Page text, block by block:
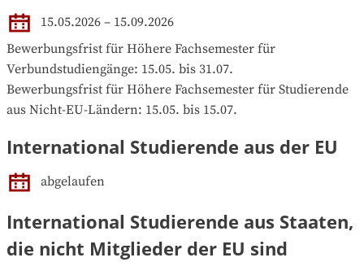
15.05.2026 – 15.09.2026
Bewerbungsfrist für Höhere Fachsemester für
Verbundstudiengänge: 15.05. bis 31.07.
Bewerbungsfrist für Höhere Fachsemester für Studierende
aus Nicht-EU-Ländern: 15.05. bis 15.07.
International Studierende aus der EU
abgelaufen
International Studierende aus Staaten,
die nicht Mitglieder der EU sind